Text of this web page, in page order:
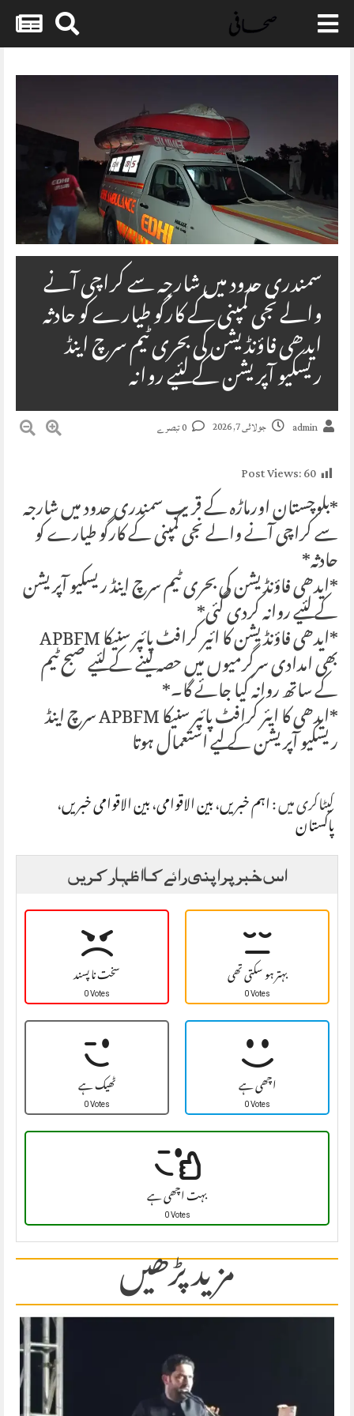
Skip
content
سمندری حدود میں شارجہ سے کراچی آنے
والے نجی کمپنی کے کارگو طیارے کو حادثہ
ایدھی فاؤنڈیشن کی بحری ٹیم سرچ اینڈ
ریسکیو آپریشن کے لئیے روانہ
admin جولائی 7, 2026
Post Views:60
*بلوچستان اورماڑہ کے قریب سمندری حدود میں شارجہ
سے کراچی آنے والے نجی کمپنی کے کارگو طیارے کو
حادثہ*
*ایدھی فاؤنڈیشن کی بحری ٹیم سرچ اینڈ ریسکیو آپریشن
کے لئیے روانہ کردی گئی* *ایدھی فاؤنڈیشن کا ائیر کرافٹ پائپر سنیکا APBFM
بھی امدادی سرگرمیوں میں حصہ لینے کے لئیے صبح ٹیم
کے ساتھ روانہ کیا جائے گا۔* *ایدھی کا ایئر کرافٹ پائپر سنیکا APBFM سرچ اینڈ ریسکیو آپریشن کے لیے استعمال ہوتا
کیٹاگری میں :اہم خبریں،بین الاقوامی،بین الاقوامی خبریں، پاکستان
اس خبر پر اپنی رائے کا اظہار کریں
سخت نا پسند
0 Votes بہتر ہو سکتی تھی
0 Votes
ٹھیک ہے
0 Votes اچھی ہے
0 Votes
بہت اچھی ہے
0 Votes
مزید پڑھیں